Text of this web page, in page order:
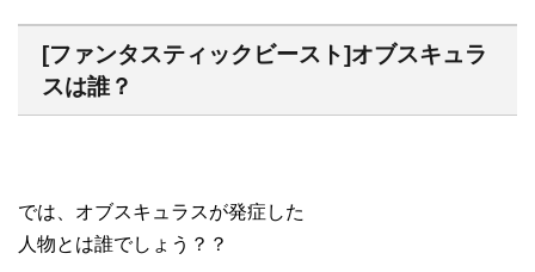
[ファンタスティックビースト]オブスキュラ
スは誰？
では、オブスキュラスが発症した
人物とは誰でしょう？？